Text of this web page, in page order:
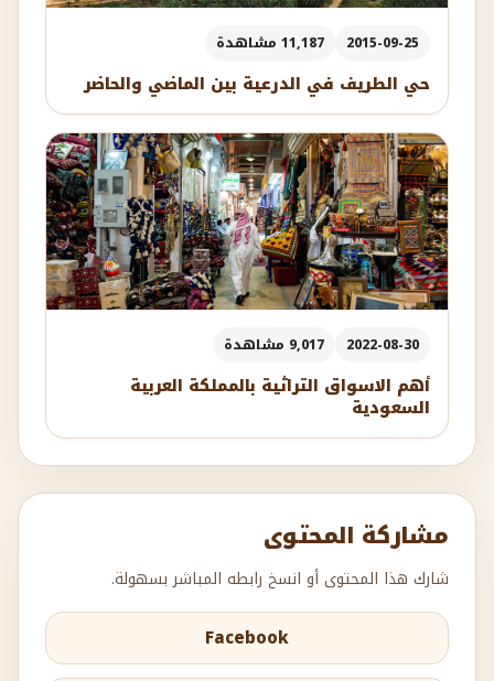
2015-09-25 11,187 مشاهدة
حي الطريف في الدرعية بين الماضي والحاضر
2022-08-30 9,017 مشاهدة
أهم الاسواق التراثية بالمملكة العربية
السعودية
مشاركة المحتوى
شارك هذا المحتوى أو انسخ رابطه المباشر بسهولة.
Facebook